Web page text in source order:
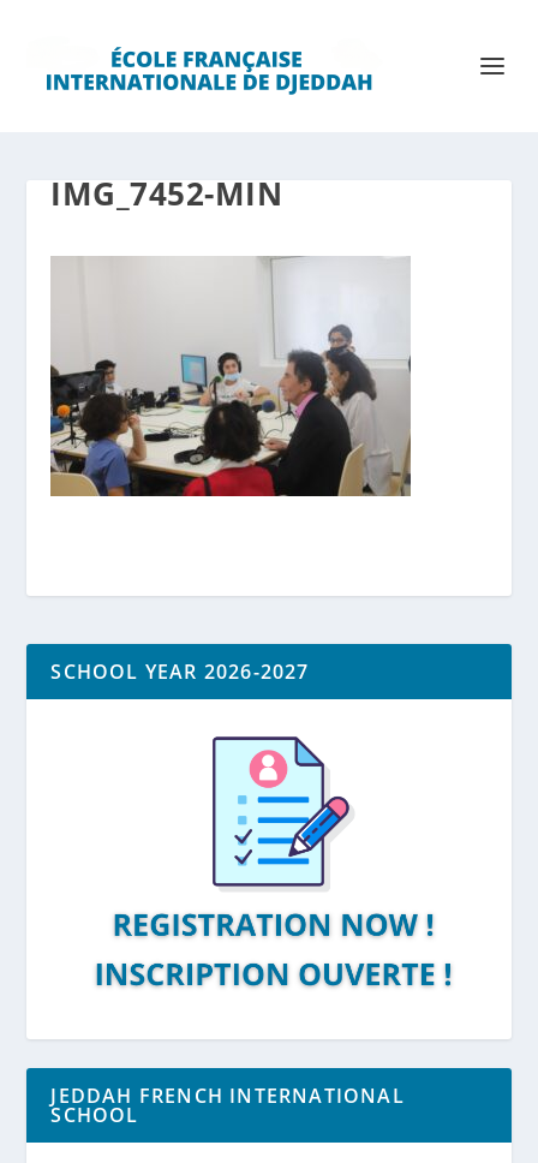
IMG_7452-MIN
SCHOOL YEAR 2026-2027
JEDDAH FRENCH INTERNATIONAL
SCHOOL